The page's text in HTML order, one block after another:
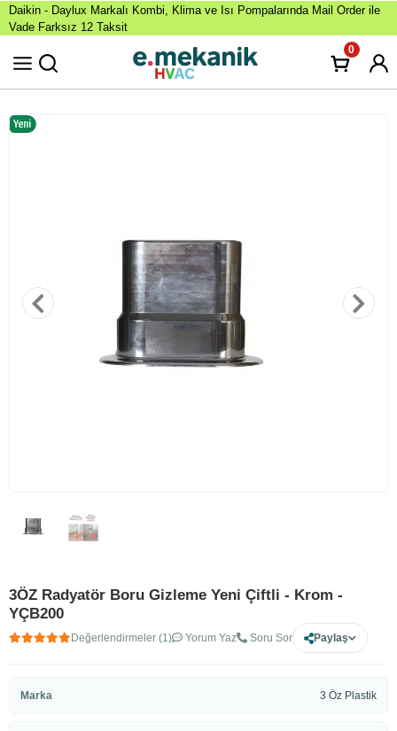
Daikin - Daylux Markalı Kombi, Klima ve Isı Pompalarında Mail Order ile
Vade Farksız 12 Taksit
0
3ÖZ Radyatör Boru Gizleme Yeni Çiftli - Krom -
YÇB200
Değerlendirmeler (1) Yorum Yaz Soru Sor Paylaş
Marka 3 Öz Plastik